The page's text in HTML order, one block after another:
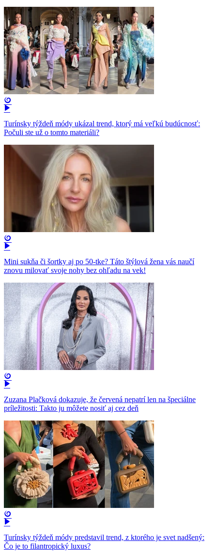
Turínsky týždeň módy ukázal trend, ktorý má veľkú budúcnosť:
Počuli ste už o tomto materiáli?
Mini sukňa či šortky aj po 50-tke? Táto štýlová žena vás naučí
znovu milovať svoje nohy bez ohľadu na vek!
Zuzana Plačková dokazuje, že červená nepatrí len na špeciálne
príležitosti: Takto ju môžete nosiť aj cez deň
Turínsky týždeň módy predstavil trend, z ktorého je svet nadšený:
Čo je to filantropický luxus?